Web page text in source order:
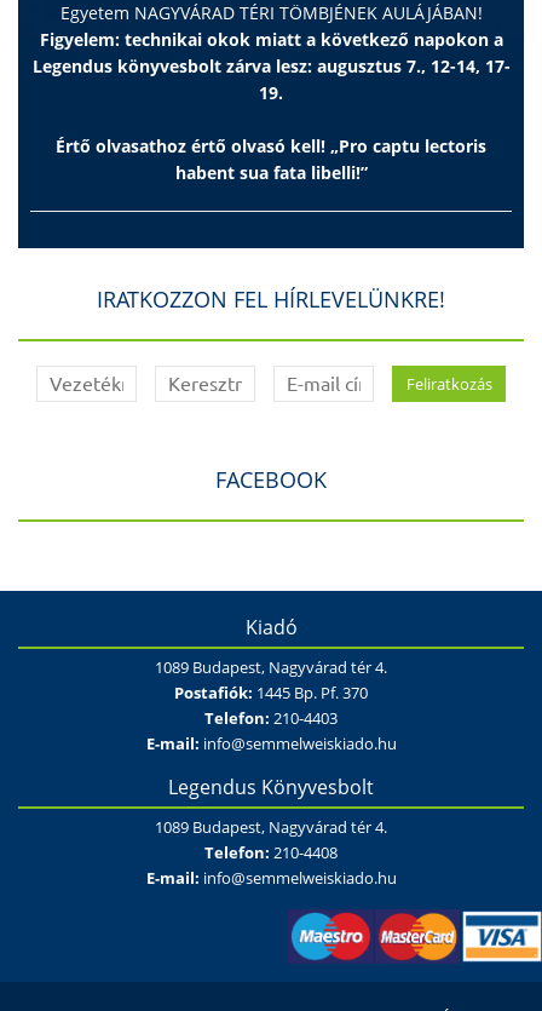
Egyetem NAGYVÁRAD TÉRI TÖMBJÉNEK AULÁJÁBAN!
Figyelem: technikai okok miatt a következő napokon a
Legendus könyvesbolt zárva lesz: augusztus 7., 12-14, 17-
19.
Értő olvasathoz értő olvasó kell! „Pro captu lectoris
habent sua fata libelli!”
IRATKOZZON FEL HÍRLEVELÜNKRE!
FACEBOOK
Kiadó
1089 Budapest, Nagyvárad tér 4.
Postafiók: 1445 Bp. Pf. 370
Telefon: 210-4403
E-mail: info@semmelweiskiado.hu
Legendus Könyvesbolt
1089 Budapest, Nagyvárad tér 4.
Telefon: 210-4408
E-mail: info@semmelweiskiado.hu